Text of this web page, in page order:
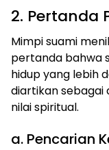
2. Pertanda
Mimpi suami
pertanda bahwa
hidup yang lebih
diartikan sebagai
nilai spiritual.
a. Pencarian